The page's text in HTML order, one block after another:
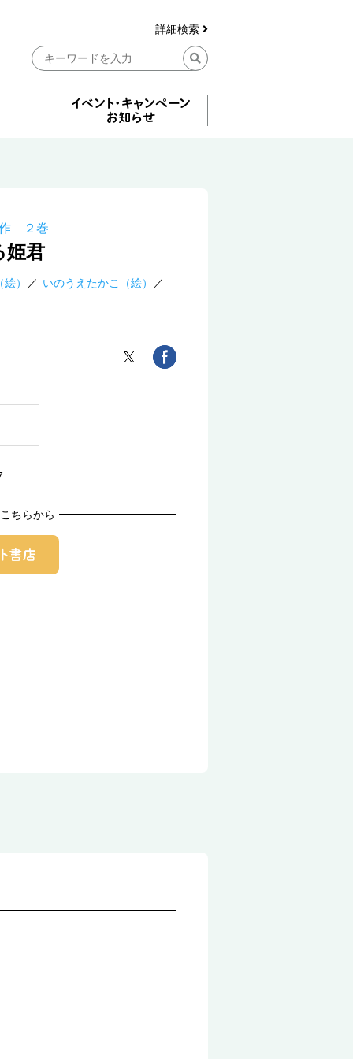
詳細検索
作 ２巻
姫君
） いのうえたかこ（絵）
ちらから